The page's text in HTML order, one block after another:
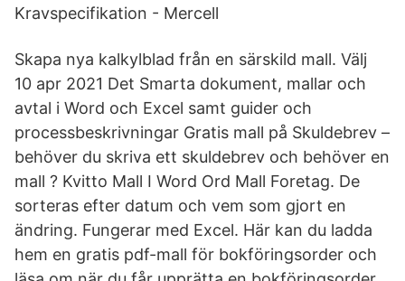
Kravspecifikation - Mercell
Skapa nya kalkylblad från en särskild mall. Välj
10 apr 2021 Det Smarta dokument, mallar och
avtal i Word och Excel samt guider och
processbeskrivningar Gratis mall på Skuldebrev –
behöver du skriva ett skuldebrev och behöver en
mall ? Kvitto Mall I Word Ord Mall Foretag. De
sorteras efter datum och vem som gjort en
ändring. Fungerar med Excel. Här kan du ladda
hem en gratis pdf-mall för bokföringsorder och